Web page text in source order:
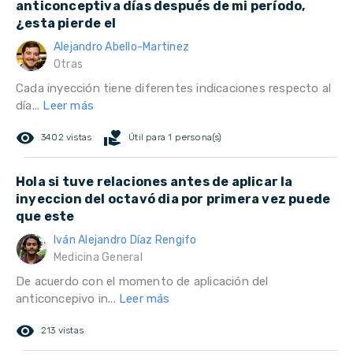
anticonceptiva días después de mi período,
¿esta pierde el
Alejandro Abello-Martinez
Otras
Cada inyección tiene diferentes indicaciones respecto al
día... Leer más
remove_red_eye 3402 vistas volunteer_activism Útil para 1 persona(s)
Hola si tuve relaciones antes de aplicar la
inyeccion del octavó dia por primera vez puede
que este
Iván Alejandro Díaz Rengifo
Medicina General
De acuerdo con el momento de aplicación del
anticoncepivo in... Leer más
remove_red_eye 213 vistas